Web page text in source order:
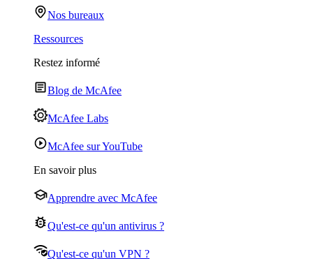
Nos bureaux
Ressources
Restez informé
Blog de McAfee
McAfee Labs
McAfee sur YouTube
En savoir plus
Apprendre avec McAfee
Qu'est-ce qu'un antivirus ?
Qu'est-ce qu'un VPN ?